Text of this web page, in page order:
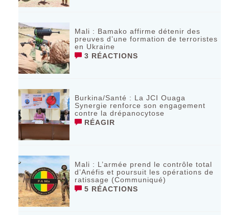
Mali : Bamako affirme détenir des
preuves d’une formation de terroristes
en Ukraine
3 RÉACTIONS
Burkina/Santé : La JCI Ouaga
Synergie renforce son engagement
contre la drépanocytose
RÉAGIR
Mali : L’armée prend le contrôle total
d’Anéfis et poursuit les opérations de
ratissage (Communiqué)
5 RÉACTIONS